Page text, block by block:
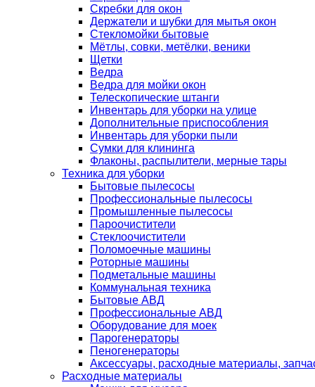
Скребки для окон
Держатели и шубки для мытья окон
Стекломойки бытовые
Мётлы, совки, метёлки, веники
Щетки
Ведра
Ведра для мойки окон
Телескопические штанги
Инвентарь для уборки на улице
Дополнительные приспособления
Инвентарь для уборки пыли
Сумки для клининга
Флаконы, распылители, мерные тары
Техника для уборки
Бытовые пылесосы
Профессиональные пылесосы
Промышленные пылесосы
Пароочистители
Стеклоочистители
Поломоечные машины
Роторные машины
Подметальные машины
Коммунальная техника
Бытовые АВД
Профессиональные АВД
Оборудование для моек
Парогенераторы
Пеногенераторы
Аксессуары, расходные материалы,
Расходные материалы